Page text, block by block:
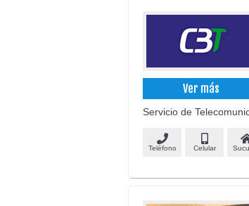
Ver más
Servicio de
Teléfono Celular